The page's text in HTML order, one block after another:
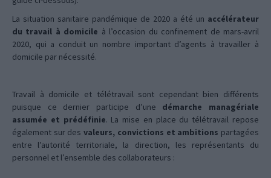
La situation sanitaire pandémique de 2020 a été un accélérateur
du travail à domicile à l’occasion du confinement de mars-avril
2020, qui a conduit un nombre important d’agents à travailler à
domicile par nécessité.
Travail à domicile et télétravail sont cependant bien différents
puisque ce dernier participe d’une démarche managériale
assumée et prédéfinie. La mise en place du télétravail repose
également sur desvaleurs, convictions et ambitions partagées
entre l’autorité territoriale, la direction, les représentants du
personnel et l’ensemble des collaborateurs :